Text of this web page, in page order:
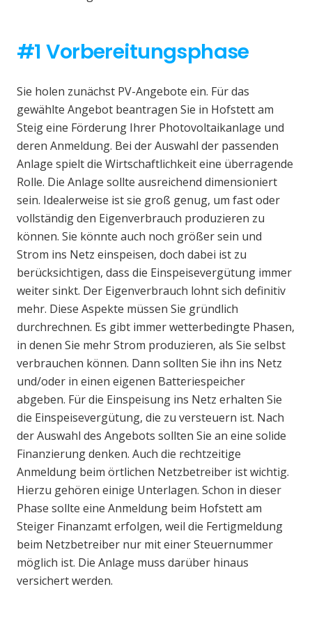
#1 Vorbereitungsphase
Sie holen zunächst PV-Angebote ein. Für das
gewählte Angebot beantragen Sie in Hofstett am
Steig eine Förderung Ihrer Photovoltaikanlage und
deren Anmeldung. Bei der Auswahl der passenden
Anlage spielt die Wirtschaftlichkeit eine überragende
Rolle. Die Anlage sollte ausreichend dimensioniert
sein. Idealerweise ist sie groß genug, um fast oder
vollständig den Eigenverbrauch produzieren zu
können. Sie könnte auch noch größer sein und
Strom ins Netz einspeisen, doch dabei ist zu
berücksichtigen, dass die Einspeisevergütung immer
weiter sinkt. Der Eigenverbrauch lohnt sich definitiv
mehr. Diese Aspekte müssen Sie gründlich
durchrechnen. Es gibt immer wetterbedingte Phasen,
in denen Sie mehr Strom produzieren, als Sie selbst
verbrauchen können. Dann sollten Sie ihn ins Netz
und/oder in einen eigenen Batteriespeicher
abgeben. Für die Einspeisung ins Netz erhalten Sie
die Einspeisevergütung, die zu versteuern ist. Nach
der Auswahl des Angebots sollten Sie an eine solide
Finanzierung denken. Auch die rechtzeitige
Anmeldung beim örtlichen Netzbetreiber ist wichtig.
Hierzu gehören einige Unterlagen. Schon in dieser
Phase sollte eine Anmeldung beim Hofstett am
Steiger Finanzamt erfolgen, weil die Fertigmeldung
beim Netzbetreiber nur mit einer Steuernummer
möglich ist. Die Anlage muss darüber hinaus
versichert werden.